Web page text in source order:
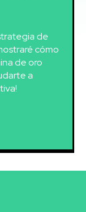
de
cómo
de oro
a